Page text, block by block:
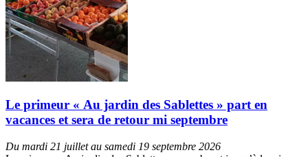
Le primeur « Au jardin des Sablettes » part en
vacances et sera de retour mi septembre
Du mardi 21 juillet au samedi 19 septembre 2026